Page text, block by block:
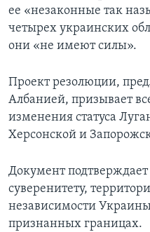
ее «незаконные так
четырех украинских
они «не имеют силы».
Проект резолюции,
Албанией, призывает
изменения статуса
Херсонской и
Документ
суверенитету,
независимости
признанных границах.